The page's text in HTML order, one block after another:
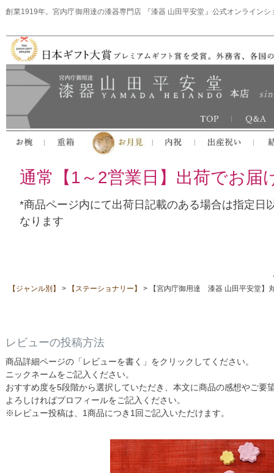
創業1919年。宮内庁御用達の漆器専門店 『漆器 山田平安堂』公式オンラインシ
通常【1～2営業日】出荷でお届
*商品ページ内にて出荷日記載のある場合は指定日
なります
【ジャンル別】 【ステーショナリー】 【宮内庁御用達 漆器 山田平安堂
レビューの投稿方法
商品詳細ページの「レビューを書く」をクリックしてください。
ニックネームをご記入ください。
おすすめ度を5段階から選択していただき、本文に商品の感想やご要
よろしければプロフィールをご記入ください。
※レビュー投稿は、1商品につき1回ご記入いただけます。